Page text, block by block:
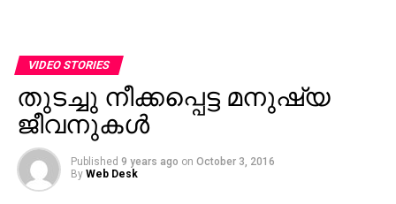
VIDEO STORIES
തുടച്ചു നീക്കപ്പെട്ട മനുഷ്യ
ജീവനുകള്‍
Published 9 years ago on October 3, 2016
By Web Desk